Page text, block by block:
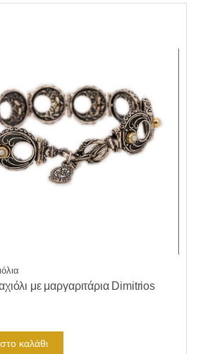
με μαργαριτάρια Dimitrios
καλάθι